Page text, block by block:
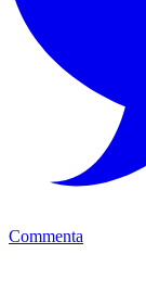
Commenta